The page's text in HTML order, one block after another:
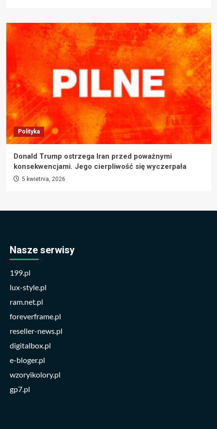
Polityka
Donald Trump ostrzega Iran przed poważnymi
konsekwencjami. Jego cierpliwość się wyczerpała
5 kwietnia, 2026
Nasze serwisy
199.pl
lux-style.pl
ram.net.pl
foreverframe.pl
reseller-news.pl
digitalbox.pl
e-bloger.pl
wzoryikolory.pl
gp7.pl